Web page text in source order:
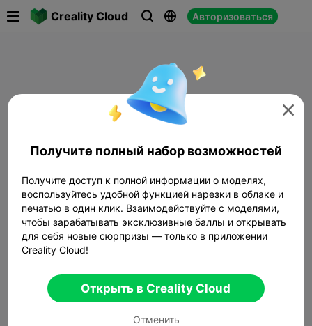
Creality Cloud   Авторизоваться

Получите полный набор возможностей
Получите доступ к полной информации о моделях,
воспользуйтесь удобной функцией нарезки в облаке и
печатью в один клик. Взаимодействуйте с моделями,
чтобы зарабатывать эксклюзивные баллы и открывать
для себя новые сюрпризы — только в приложении
Creality Cloud!
Открыть в Creality Cloud
Отменить